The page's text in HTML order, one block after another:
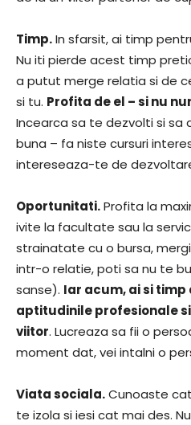
Timp.In sfarsit, ai timp
Nu iti pierde acest timp
a putut merge relatia si de
si tu. Profita de el – si nu
Incearca sa te dezvolti si sa
buna – fa niste cursuri
intereseaza-te de
Oportunitati.Profita la
ivite la facultate sau la
strainatate cu o bursa,
intr-o relatie, poti sa nu te
sanse). Iar acum, ai si
aptitudinile profesionale
viitor. Lucreaza sa fii o
moment dat, vei intalni o
Viata sociala.Cunoaste
te izola si iesi cat mai des.